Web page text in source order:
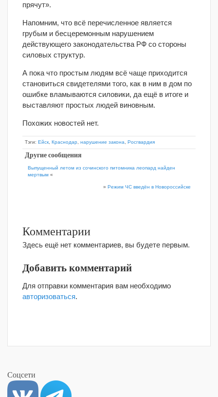
прячут».
Напомним, что всё перечисленное является
грубым и бесцеремонным нарушением
действующего законодательства РФ со стороны
силовых структур.
А пока что простым людям всё чаще приходится
становиться свидетелями того, как в ним в дом по
ошибке вламываются силовики, да ещё в итоге и
выставляют простых людей виновным.
Похожих новостей нет.
Тэги: Ейск Краснодар нарушение закона Росгвардия
Другие сообщения
Выпущенный летом из сочинского питомника леопард найден
мертвым «
» Режим ЧС введён в Новороссийске
Комментарии
Здесь ещё нет комментариев, вы будете первым.
Добавить комментарий
Для отправки комментария вам необходимо
авторизоваться.
Соцсети